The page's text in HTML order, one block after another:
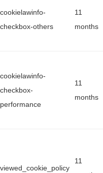
cookielawinfo-
checkbox-others
11
months
cookielawinfo-
checkbox-
performance
11
months
viewed_cookie_policy
11